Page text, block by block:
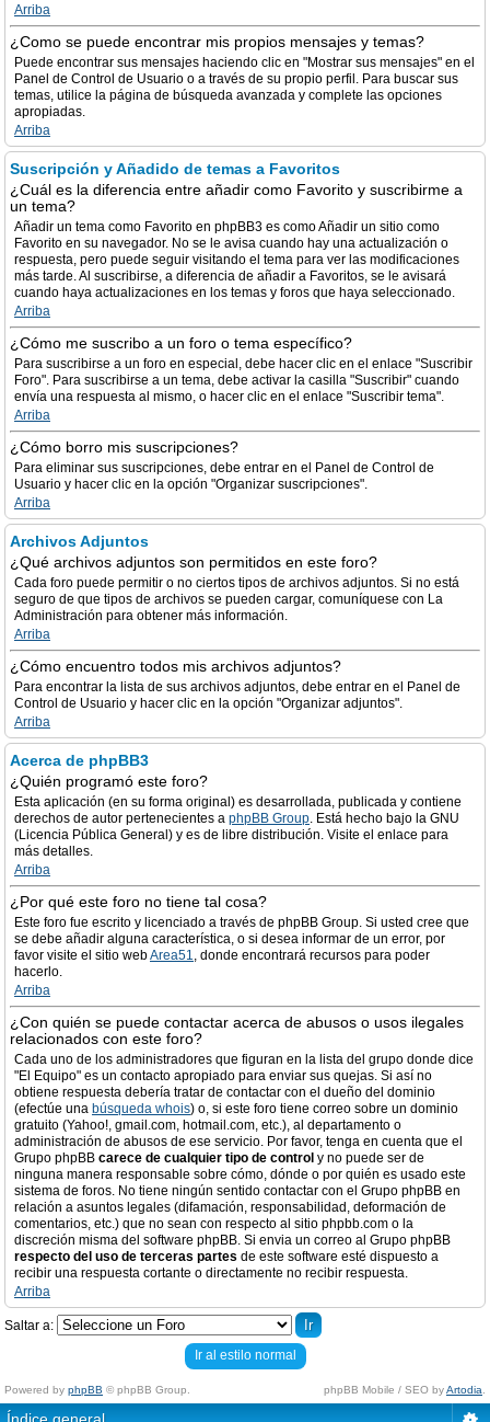
Arriba
¿Como se puede encontrar mis propios mensajes y temas?
Puede encontrar sus mensajes haciendo clic en "Mostrar sus mensajes" en el
Panel de Control de Usuario o a través de su propio perfil. Para buscar sus
temas, utilice la página de búsqueda avanzada y complete las opciones
apropiadas.
Arriba
Suscripción y Añadido de temas a Favoritos
¿Cuál es la diferencia entre añadir como Favorito y suscribirme a
un tema?
Añadir un tema como Favorito en phpBB3 es como Añadir un sitio como
Favorito en su navegador. No se le avisa cuando hay una actualización o
respuesta, pero puede seguir visitando el tema para ver las modificaciones
más tarde. Al suscribirse, a diferencia de añadir a Favoritos, se le avisará
cuando haya actualizaciones en los temas y foros que haya seleccionado.
Arriba
¿Cómo me suscribo a un foro o tema específico?
Para suscribirse a un foro en especial, debe hacer clic en el enlace "Suscribir
Foro". Para suscribirse a un tema, debe activar la casilla "Suscribir" cuando
envía una respuesta al mismo, o hacer clic en el enlace "Suscribir tema".
Arriba
¿Cómo borro mis suscripciones?
Para eliminar sus suscripciones, debe entrar en el Panel de Control de
Usuario y hacer clic en la opción "Organizar suscripciones".
Arriba
Archivos Adjuntos
¿Qué archivos adjuntos son permitidos en este foro?
Cada foro puede permitir o no ciertos tipos de archivos adjuntos. Si no está
seguro de que tipos de archivos se pueden cargar, comuníquese con La
Administración para obtener más información.
Arriba
¿Cómo encuentro todos mis archivos adjuntos?
Para encontrar la lista de sus archivos adjuntos, debe entrar en el Panel de
Control de Usuario y hacer clic en la opción "Organizar adjuntos".
Arriba
Acerca de phpBB3
¿Quién programó este foro?
Esta aplicación (en su forma original) es desarrollada, publicada y contiene
derechos de autor pertenecientes a phpBB Group. Está hecho bajo la GNU
(Licencia Pública General) y es de libre distribución. Visite el enlace para
más detalles.
Arriba
¿Por qué este foro no tiene tal cosa?
Este foro fue escrito y licenciado a través de phpBB Group. Si usted cree que
se debe añadir alguna característica, o si desea informar de un error, por
favor visite el sitio webArea51, donde encontrará recursos para poder
hacerlo.
Arriba
¿Con quién se puede contactar acerca de abusos o usos ilegales
relacionados con este foro?
Cada uno de los administradores que figuran en la lista del grupo donde dice
"El Equipo" es un contacto apropiado para enviar sus quejas. Si así no
obtiene respuesta debería tratar de contactar con el dueño del dominio
(efectúe una búsqueda whois) o, si este foro tiene correo sobre un dominio
gratuito (Yahoo!, gmail.com, hotmail.com, etc.), al departamento o
administración de abusos de ese servicio. Por favor, tenga en cuenta que el
Grupo phpBB carece de cualquier tipo de control y no puede ser de
ninguna manera responsable sobre cómo, dónde o por quién es usado este
sistema de foros. No tiene ningún sentido contactar con el Grupo phpBB en
relación a asuntos legales (difamación, responsabilidad, deformación de
comentarios, etc.) que no sean con respecto al sitio phpbb.com o la
discreción misma del software phpBB. Si envia un correo al Grupo phpBB
respecto del uso de terceras partes de este software esté dispuesto a
recibir una respuesta cortante o directamente no recibir respuesta.
Arriba
Saltar a:
Ir al estilo normal
Powered by phpBB © phpBB Group. phpBB Mobile / SEO byArtodia